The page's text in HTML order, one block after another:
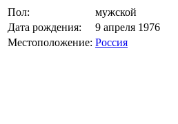
Пол:
мужской
Дата рождения:
9 апреля 1976
Местоположение: Россия